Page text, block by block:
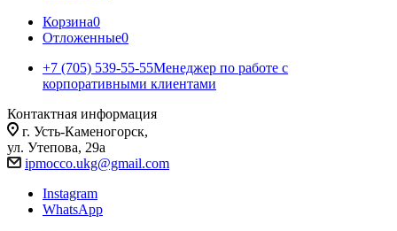
Корзина0
Отложенные0
+7 (705) 539-55-55Менеджер по работе с
корпоративными клиентами
Контактная информация
г. Усть-Каменогорск,
ул. Утепова, 29а
ipmocco.ukg@gmail.com
Instagram
WhatsApp